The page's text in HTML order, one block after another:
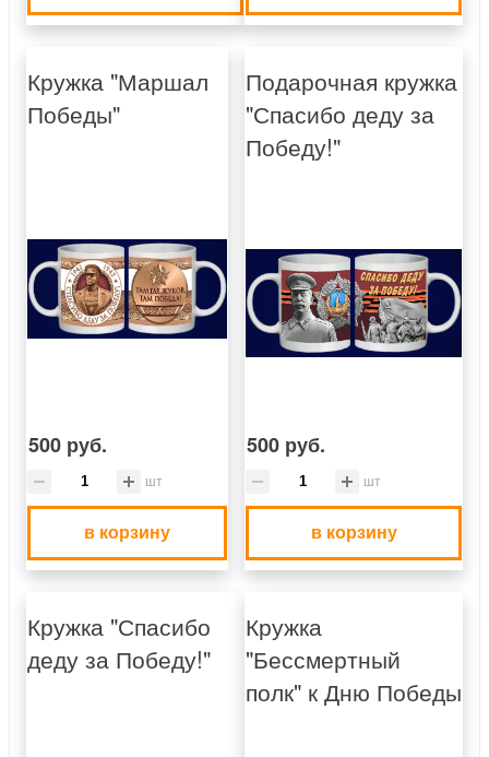
Кружка "Маршал
Победы"
500 руб.
шт
в корзину
Подарочная кружка
"Спасибо деду за
Победу!"
500 руб.
шт
в корзину
Кружка "Спасибо
деду за Победу!"
Кружка
"Бессмертный
полк" к Дню Победы